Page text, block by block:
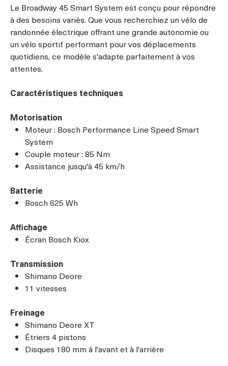
Le Broadway 45 Smart System est conçu pour répondre
à des besoins variés. Que vous recherchiez un vélo de
randonnée électrique offrant une grande autonomie ou
un vélo sportif performant pour vos déplacements
quotidiens, ce modèle s'adapte parfaitement à vos
attentes.
Caractéristiques techniques
Motorisation
Moteur : Bosch Performance Line Speed Smart
System
Couple moteur : 85 Nm
Assistance jusqu'à 45 km/h
Batterie
Bosch 625 Wh
Affichage
Écran Bosch Kiox
Transmission
Shimano Deore
11 vitesses
Freinage
Shimano Deore XT
Étriers 4 pistons
Disques 180 mm à l'avant et à l'arrière